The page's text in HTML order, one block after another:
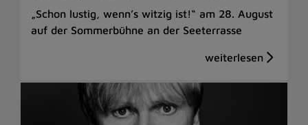
„Schon lustig, wenn’s witzig ist!“ am 28. August
auf der Sommerbühne an der Seeterrasse